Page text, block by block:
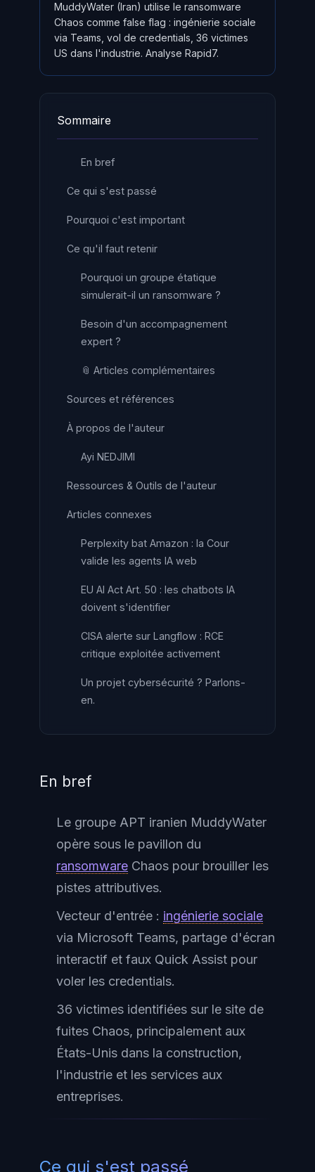
MuddyWater (Iran) utilise le ransomware
Chaos comme false flag : ingénierie sociale
via Teams, vol de credentials, 36 victimes
US dans l'industrie. Analyse Rapid7.
Sommaire
En bref
Ce qui s'est passé
Pourquoi c'est important
Ce qu'il faut retenir
Pourquoi un groupe étatique
simulerait-il un ransomware ?
Besoin d'un accompagnement
expert ?
📎 Articles complémentaires
Sources et références
À propos de l'auteur
Ayi NEDJIMI
Ressources & Outils de l'auteur
Articles connexes
Perplexity bat Amazon : la Cour
valide les agents IA web
EU AI Act Art. 50 : les chatbots IA
doivent s'identifier
CISA alerte sur Langflow : RCE
critique exploitée activement
Un projet cybersécurité ? Parlons-
en.
En bref
Le groupe APT iranien MuddyWater
opère sous le pavillon du
ransomware Chaos pour brouiller les
pistes attributives.
Vecteur d'entrée : ingénierie sociale
via Microsoft Teams, partage d'écran
interactif et faux Quick Assist pour
voler les credentials.
36 victimes identifiées sur le site de
fuites Chaos, principalement aux
États-Unis dans la construction,
l'industrie et les services aux
entreprises.
Ce qui s'est passé